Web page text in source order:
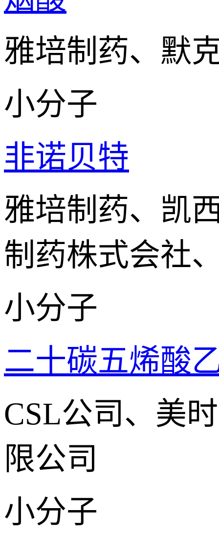
雅培制药、默
小分子
非诺贝特
雅培制药、凯
制药株式会社
小分子
二十碳五烯酸
CSL公司、美
限公司
小分子